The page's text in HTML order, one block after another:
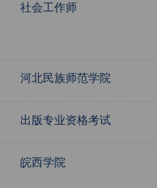
社会工作师
河北民族师范学院
出版专业资格考试
皖西学院